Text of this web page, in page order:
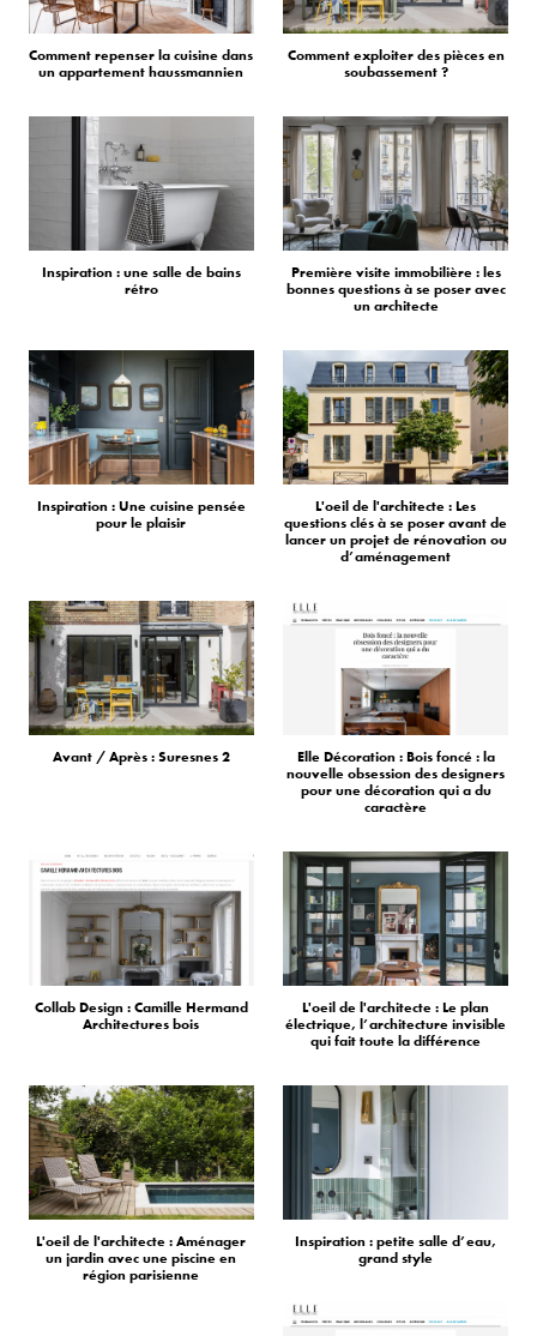
Comment repenser la cuisine dans
un appartement haussmannien
Comment exploiter des pièces en
soubassement ?
Inspiration : une salle de bains
rétro
Première visite immobilière : les
bonnes questions à se poser avec
un architecte
Inspiration : Une cuisine pensée
pour le plaisir
L'oeil de l'architecte : Les
questions clés à se poser avant de
lancer un projet de rénovation ou
d’aménagement
Avant / Après : Suresnes 2
Elle Décoration : Bois foncé : la
nouvelle obsession des designers
pour une décoration qui a du
caractère
Collab Design : Camille Hermand
Architectures bois
L'oeil de l'architecte : Le plan
électrique, l’architecture invisible
qui fait toute la différence
L'oeil de l'architecte : Aménager
un jardin avec une piscine en
région parisienne
Inspiration : petite salle d’eau,
grand style